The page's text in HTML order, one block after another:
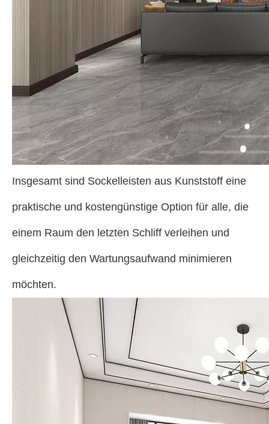
Insgesamt sind Sockelleisten aus Kunststoff eine
praktische und kostengünstige Option für alle, die
einem Raum den letzten Schliff verleihen und
gleichzeitig den Wartungsaufwand minimieren
möchten.